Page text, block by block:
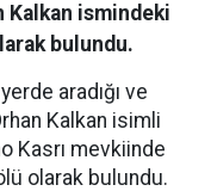
Kalkan ismindeki
bulundu.
aradığı ve
Kalkan isimli
Kasrı mevkiinde
olarak bulundu.